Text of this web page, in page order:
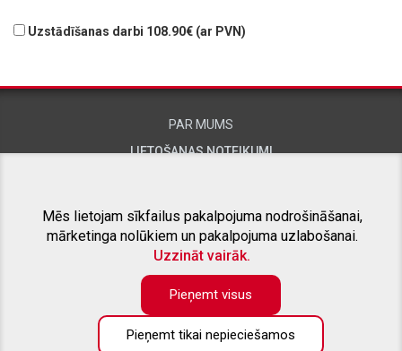
Uzstādīšanas darbi 108.90€ (ar PVN)
PAR MUMS
LIETOŠANAS NOTEIKUMI
SAISTĪTIE PROJEKTI
Mēs lietojam sīkfailus pakalpojuma nodrošināšanai,
mārketinga nolūkiem un pakalpojuma uzlabošanai.
Uzzināt vairāk.
Pieņemt visus
Pieņemt tikai nepieciešamos